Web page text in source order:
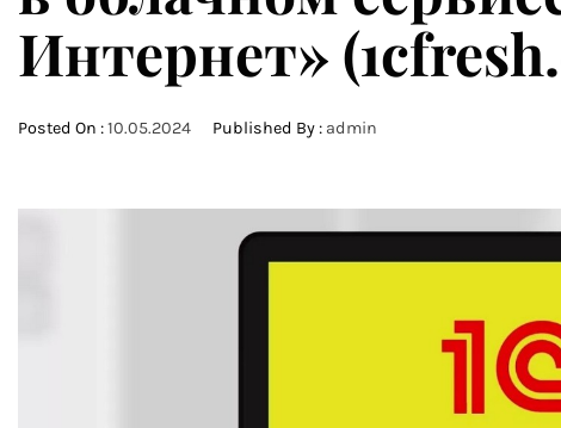
Интернет»
Posted On :10.05.2024 Published By : admin